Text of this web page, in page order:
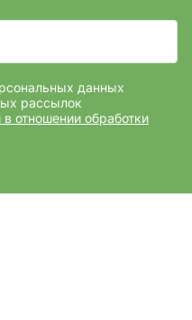
данных
рассылок
в отношении обработки